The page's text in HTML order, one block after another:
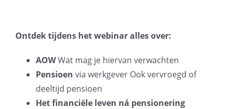
Ontdek tijdens het webinar alles over:
AOWWat mag je hiervan verwachten
Pensioen via werkgever Ook vervroegd of
deeltijd pensioen
Het financiële leven ná pensionering